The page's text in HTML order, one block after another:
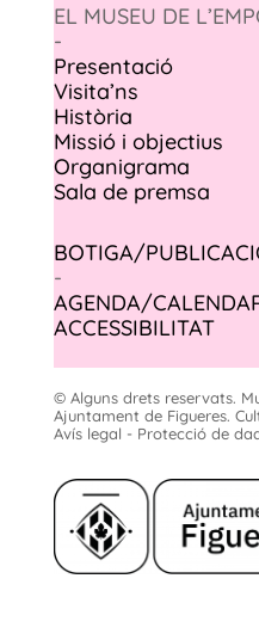
EL MUSEU DE
-
Presentació
Visita’ns
Història
Missió i objectius
Organigrama
Sala de premsa
BOTIGA/
-
AGENDA/
ACCESSIBILITAT
© Alguns drets reservats.
Ajuntament de Figueres.
Avís legal - Protecció de